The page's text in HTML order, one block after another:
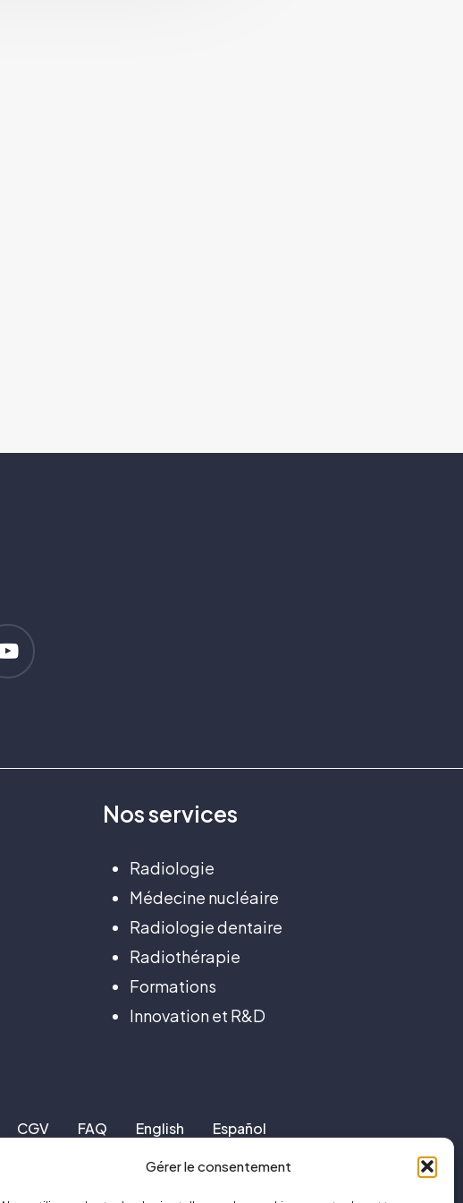
Gérer le consentement
Nosservices
Radiologie
Médecine nucléaire
Radiologie dentaire
Radiothérapie
Formations
Innovation et R&D
CGV FAQ English Español